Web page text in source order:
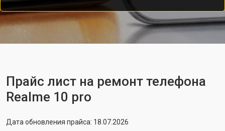
Прайс лист на ремонт телефона
Realme 10 pro
Дата обновления прайса: 18.07.2026